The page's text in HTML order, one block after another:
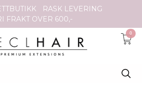
RASK LEVERING
FRAKT OVER 600,-
0